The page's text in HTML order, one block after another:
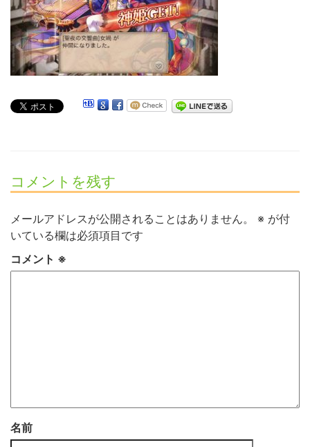
コメントを残す
メールアドレスが公開されることはありません。 ※ が付
いている欄は必須項目です
コメント ※
名前